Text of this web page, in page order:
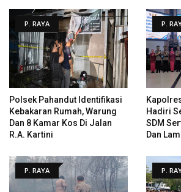
P. RAYA
Polsek Pahandut Identifikasi
Kebakaran Rumah, Warung
Dan 8 Kamar Kos Di Jalan
R.A. Kartini
P.
Hadiri
SDM
Dan
P. RAYA P.